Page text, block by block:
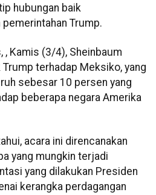
hubungan baik
Trump.
, Kamis (3/4), Sheinbaum
terhadap Meksiko, yang
sebesar 10 persen yang
beberapa negara Amerika
acara ini direncanakan
yang mungkin terjadi
yang dilakukan Presiden
kerangka perdagangan